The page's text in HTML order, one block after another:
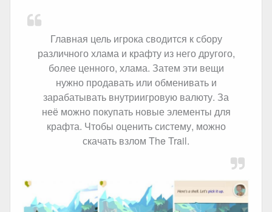
Главная цель игрока сводится к сбору
различного хлама и крафту из него другого,
более ценного, хлама. Затем эти вещи
нужно продавать или обменивать и
зарабатывать внутриигровую валюту. За
неё можно покупать новые элементы для
крафта. Чтобы оценить систему, можно
скачать взлом The Trail.